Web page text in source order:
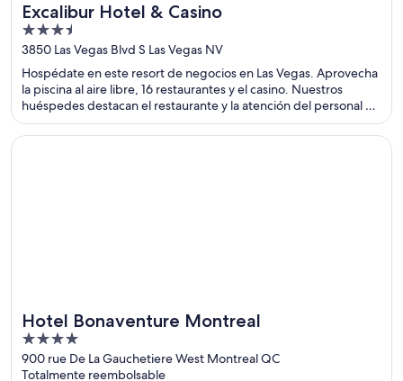
Excalibur Hotel & Casino
3.5
out
of
5
3850 Las Vegas Blvd S Las Vegas NV
Hospédate en este resort de negocios en Las Vegas. Aprovecha
la piscina al aire libre, 16 restaurantes y el casino. Nuestros
huéspedes destacan el restaurante y la atención del personal en
sus opiniones. Estarás muy cerca de atracciones como Hotel y
casino Luxor y Casino Excalibur.
Hotel Bonaventure Montreal
4
out
900 rue De La Gauchetiere West Montreal QC
Totalmente reembolsable
Se abre en una nueva ventana
Hotel Bonaventure Montreal